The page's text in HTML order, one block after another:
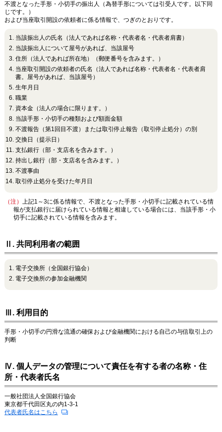
不渡となった手形・小切手の振出人（為替手形については引受人です。以下同
じです。）
および当座取引開設の依頼者に係る情報で、つぎのとおりです。
当該振出人の氏名（法人であれば名称・代表者名・代表者肩書）
当該振出人について屋号があれば、当該屋号
住所（法人であれば所在地）（郵便番号を含みます。）
当座取引開設の依頼者の氏名（法人であれば名称・代表者名・代表者肩
書。屋号があれば、当該屋号）
生年月日
職業
資本金（法人の場合に限ります。）
当該手形・小切手の種類および額面金額
不渡報告（第1回目不渡）または取引停止報告（取引停止処分）の別
交換日（提示日）
支払銀行（部・支店名を含みます。）
持出し銀行（部・支店名を含みます。）
不渡事由
取引停止処分を受けた年月日
（注） 上記1～3に係る情報で、不渡となった手形・小切手に記載されている情
報が支払銀行に届けられている情報と相違している場合には、当該手形・小
切手に記載されている情報を含みます。
Ⅱ. 共同利用者の範囲
電子交換所（全国銀行協会）
電子交換所の参加金融機関
Ⅲ. 利用目的
手形・小切手の円滑な流通の確保および金融機関における自己の与信取引上の
判断
Ⅳ. 個人データの管理について責任を有する者の名称・住
所・代表者氏名
一般社団法人全国銀行協会
東京都千代田区丸の内1-3-1
代表者氏名はこちら